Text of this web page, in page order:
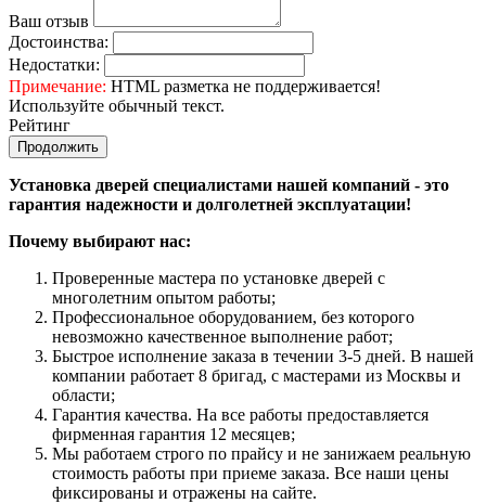
Ваш отзыв
Достоинства:
Недостатки:
Примечание: HTML разметка не поддерживается!
Используйте обычный текст.
Рейтинг
Продолжить
Установка дверей специалистами нашей компаний - это
гарантия надежности и долголетней эксплуатации!
Почему выбирают нас:
Проверенные мастера по установке дверей с
многолетним опытом работы;
Профессиональное оборудованием, без которого
невозможно качественное выполнение работ;
Быстрое исполнение заказа в течении 3-5 дней. В нашей
компании работает 8 бригад, с мастерами из Москвы и
области;
Гарантия качества. На все работы предоставляется
фирменная гарантия 12 месяцев;
Мы работаем строго по прайсу и не занижаем реальную
стоимость работы при приеме заказа. Все наши цены
фиксированы и отражены на сайте.